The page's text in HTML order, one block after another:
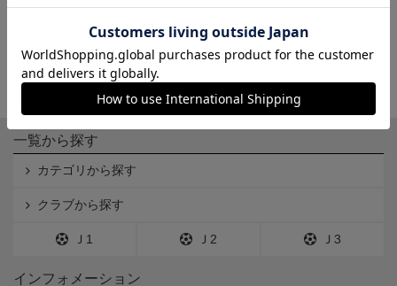
一覧から探す
カテゴリから探す
クラブから探す
Ｊ1 Ｊ2 Ｊ3
インフォメーション